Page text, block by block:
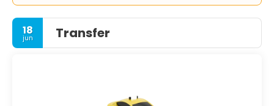
18
jun Transfer